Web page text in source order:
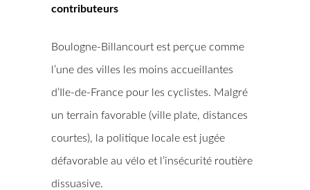
contributeurs
Boulogne-Billancourt est perçue comme
l’une des villes les moins accueillantes
d’Ile-de-France pour les cyclistes. Malgré
un terrain favorable (ville plate, distances
courtes), la politique locale est jugée
défavorable au vélo et l’insécurité routière
dissuasive.